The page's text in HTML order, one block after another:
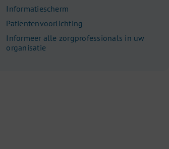
Informatiescherm
Patiëntenvoorlichting
Informeer alle zorgprofessionals in uw
organisatie